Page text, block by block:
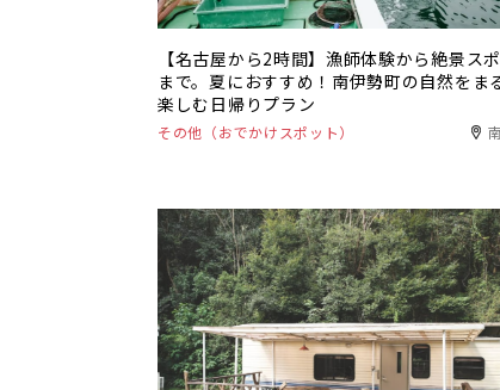
【名古屋から2時間】漁師体験から絶景ス
まで。夏におすすめ！南伊勢町の自然をま
楽しむ日帰りプラン
その他（おでかけスポット）